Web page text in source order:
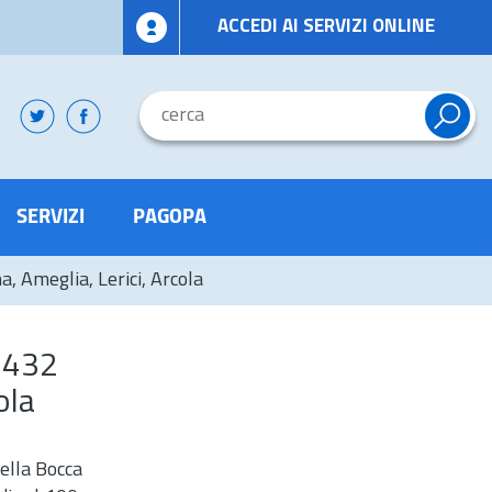
ACCEDI AI SERVIZI ONLINE
SERVIZI PAGOPA
Ameglia, Lerici, Arcola
Bocca